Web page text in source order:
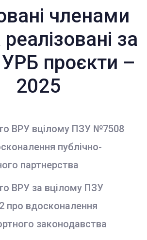
членами
за
УРБ проєкти –
2025
ВРУ вцілому ПЗУ №7508
публічно-
партнерства
ВРУ за вцілому ПЗУ
про вдосконалення
законодавства